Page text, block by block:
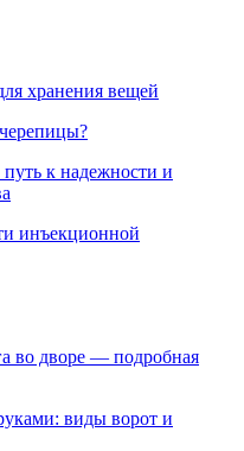
хранения вещей
к надежности и
инъекционной
во дворе — подробная
виды ворот и